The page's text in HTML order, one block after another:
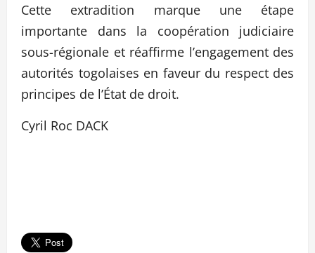
Cette extradition marque une étape
importante dans la coopération judiciaire
sous-régionale et réaffirme l’engagement des
autorités togolaises en faveur du respect des
principes de l’État de droit.
Cyril Roc DACK